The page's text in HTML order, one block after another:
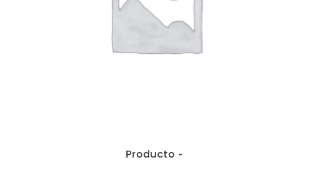
Producto